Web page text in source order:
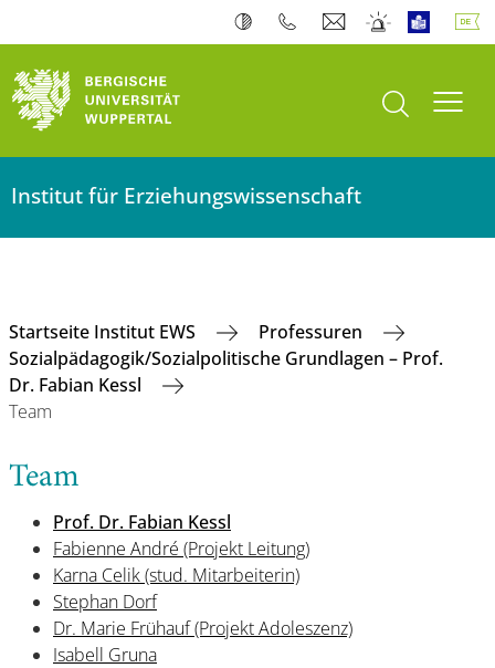
Suche öffnen
Institut für Erziehungswissenschaft
Startseite Institut EWS
Professuren
Sozialpädagogik/Sozialpolitische Grundlagen – Prof.
Dr. Fabian Kessl
Team
Team
Prof. Dr. Fabian Kessl
Fabienne André (Projekt Leitung)
Karna Celik (stud. Mitarbeiterin)
Stephan Dorf
Dr. Marie Frühauf (Projekt Adoleszenz)
Isabell Gruna